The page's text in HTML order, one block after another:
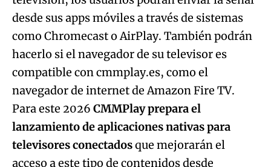
desde sus apps móviles a través de sistemas
como Chromecast o AirPlay. También podrán
hacerlo si el navegador de su televisor es
compatible con cmmplay.es, como el
navegador de internet de Amazon Fire TV.
Para este 2026 CMMPlay prepara el
lanzamiento de aplicaciones nativas para
televisores conectadosque mejorarán el
acceso a este tipo de contenidos desde